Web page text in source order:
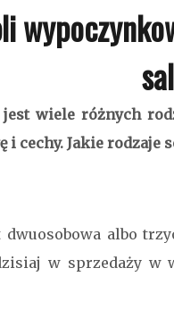
wiele różnych
i cechy. Jakie rodzaje
dwuosobowa albo
w sprzedaży